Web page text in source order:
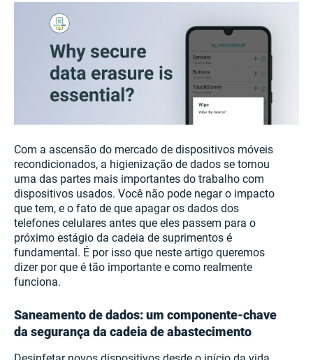
Com a ascensão do mercado de dispositivos móveis
recondicionados, a higienização de dados se tornou
uma das partes mais importantes do trabalho com
dispositivos usados. Você não pode negar o impacto
que tem, e o fato de que apagar os dados dos
telefones celulares antes que eles passem para o
próximo estágio da cadeia de suprimentos é
fundamental. É por isso que neste artigo queremos
dizer por que é tão importante e como realmente
funciona.
Saneamento de dados: um componente-chave
da segurança da cadeia de abastecimento